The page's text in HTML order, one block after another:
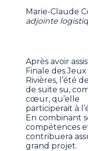
Marie-Claude
adjointe
Après avoir
Finale des
Rivières, l’été
de suite su,
cœur, qu’elle
participerait à
En combinant
compétences
contribuera
grand projet.